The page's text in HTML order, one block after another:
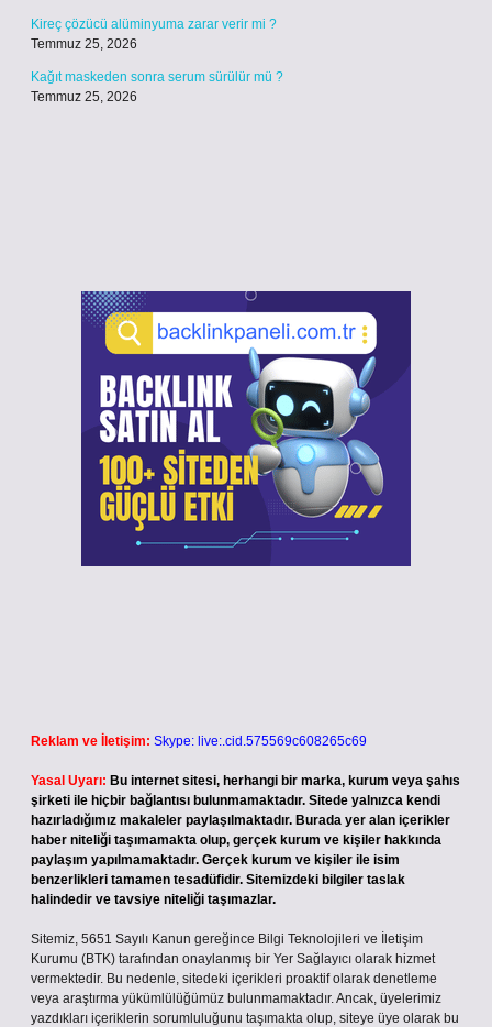
Kireç çözücü alüminyuma zarar verir mi ?
Temmuz 25, 2026
Kağıt maskeden sonra serum sürülür mü ?
Temmuz 25, 2026
Reklam ve İletişim: Skype: live:.cid.575569c608265c69
Yasal Uyarı: Bu internet sitesi, herhangi bir marka, kurum veya şahıs
şirketi ile hiçbir bağlantısı bulunmamaktadır. Sitede yalnızca kendi
hazırladığımız makaleler paylaşılmaktadır. Burada yer alan içerikler
haber niteliği taşımamakta olup, gerçek kurum ve kişiler hakkında
paylaşım yapılmamaktadır. Gerçek kurum ve kişiler ile isim
benzerlikleri tamamen tesadüfidir. Sitemizdeki bilgiler taslak
halindedir ve tavsiye niteliği taşımazlar.
Sitemiz, 5651 Sayılı Kanun gereğince Bilgi Teknolojileri ve İletişim
Kurumu (BTK) tarafından onaylanmış bir Yer Sağlayıcı olarak hizmet
vermektedir. Bu nedenle, sitedeki içerikleri proaktif olarak denetleme
veya araştırma yükümlülüğümüz bulunmamaktadır. Ancak, üyelerimiz
yazdıkları içeriklerin sorumluluğunu taşımakta olup, siteye üye olarak bu